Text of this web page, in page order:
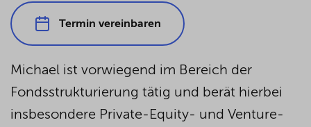
Termin vereinbaren
Michael ist vorwiegend im Bereich der
Fondsstrukturierung tätig und berät hierbei
insbesondere Private-Equity- und Venture-